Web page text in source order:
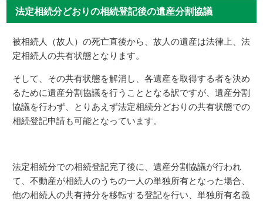
法定相続分どおりの相続登記後の遺産分割協議
被相続人（故人）の死亡直後から、故人の遺産は法律上、法
定相続人の共有状態となります。
そして、その共有状態を解消し、各遺産を取得する者を決め
るために遺産分割協議を行うこととなる訳ですが、遺産分割
協議を行わず、とりあえず法定相続分どおりの共有状態での
相続登記申請も可能となっています。
法定相続分での相続登記完了後に、遺産分割協議が行われ
て、不動産が相続人のうちの一人の単独所有となった場合、
他の相続人の共有持分を移転する登記を行い、単独所有名義